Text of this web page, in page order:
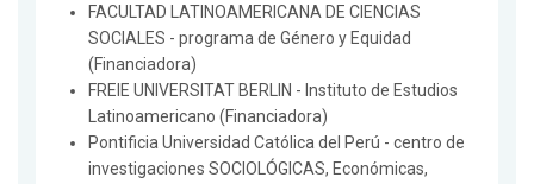
FACULTAD LATINOAMERICANA DE CIENCIAS
SOCIALES - programa de Género y Equidad
(Financiadora)
FREIE UNIVERSITAT BERLIN - Instituto de Estudios
Latinoamericano (Financiadora)
Pontificia Universidad Católica del Perú - centro de
investigaciones SOCIOLÓGICAS, Económicas,